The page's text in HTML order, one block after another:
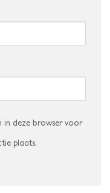
in deze browser voor
plaats.